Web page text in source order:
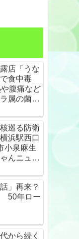
店「うな
で食中毒
腹痛など
属の菌検
巡る防衛
浜駅西口
小泉麻生
んニュー
」再来？
50年ロー
から続く